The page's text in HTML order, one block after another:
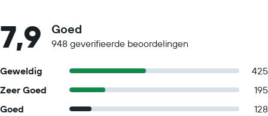
7,9 Goed
948 geverifieerde beoordelingen
Geweldig
425
Zeer Goed
195
Goed
128